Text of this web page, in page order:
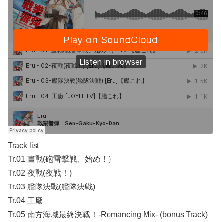
Track list
Tr.01 晝戰(砲雷撃戦、始め！)
Tr.02 夜戰(夜戦！)
Tr.03 艦隊決戰(艦隊決戦)
Tr.04 工廠
Tr.05 南方海域最終決戰！-Romancing Mix- (bonus Track)